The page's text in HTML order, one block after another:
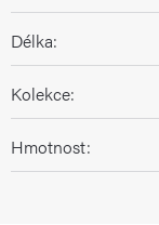
Délka:
Kolekce:
Hmotnost: